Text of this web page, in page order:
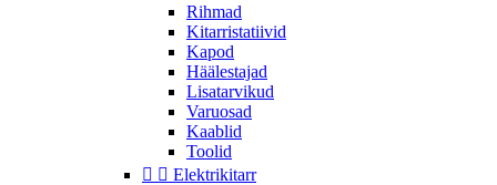
Rihmad
Kitarristatiivid
Kapod
Häälestajad
Lisatarvikud
Varuosad
Kaablid
Toolid
  Elektrikitarr